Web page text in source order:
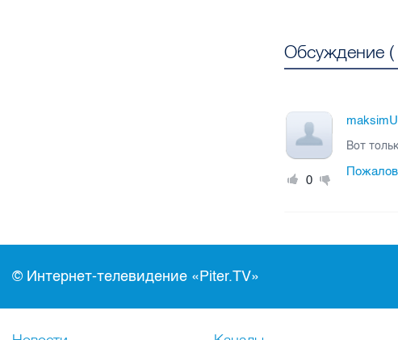
Обсуждение (
0
Вот
© Интернет-телевидение «Piter.TV»